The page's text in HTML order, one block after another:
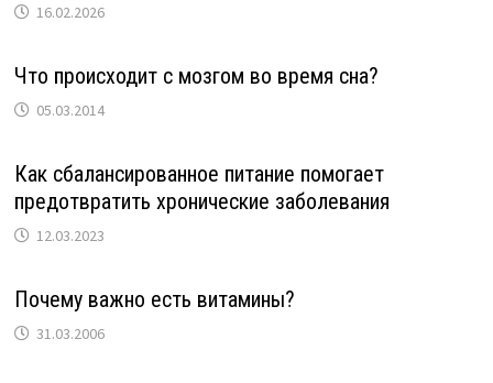
16.02.2026
Что происходит с мозгом во время сна?
05.03.2014
Как сбалансированное питание помогает
предотвратить хронические заболевания
12.03.2023
Почему важно есть витамины?
31.03.2006